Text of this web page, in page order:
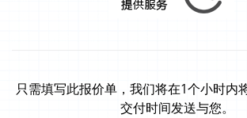
只需填写此报价单，我们将在1个小时内
交付时间发送与您。